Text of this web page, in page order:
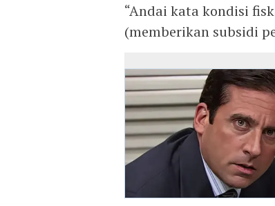
“Andai kata kondisi
(memberikan subsidi